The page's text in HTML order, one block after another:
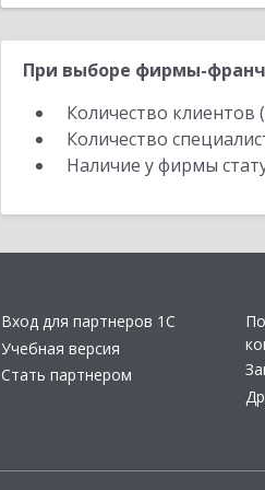
При выборе фирмы-
Количество
Количество
Наличие у фирмы
Вход для партнеров 1С
Учебная версия
Стать партнером